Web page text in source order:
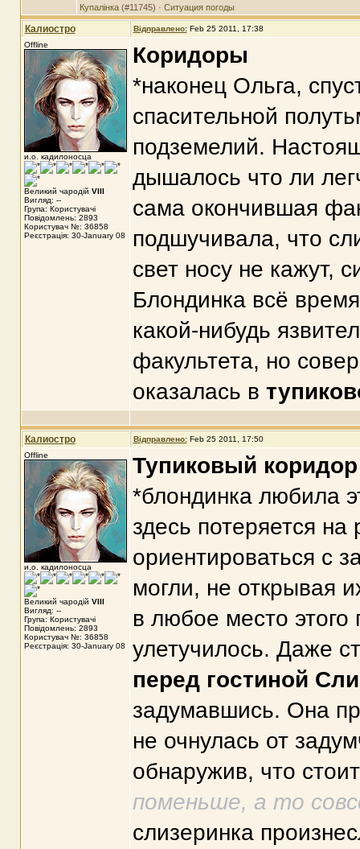
Купалінка(#11745) · Ситуация погоды
Калиостро Відправлено: Feb 25 2011, 17:38
Offline
и.о. кадилоносца
Великий чародій VIII
Вигляд: --
Група: Користувачі
Повідомлень: 2893
Користувач №: 36858
Реєстрація: 30-January 08
Коридоры
*наконец Ольга,
спасительной
подземелий.
дышалось что ли
сама окончившая
подшучивала, что
свет носу не кажут,
Блондинка всё
какой-нибудь
факультета, но
оказалась в
Калиостро Відправлено: Feb 25 2011, 17:50
Offline
и.о. кадилоносца
Великий чародій VIII
Вигляд: --
Група: Користувачі
Повідомлень: 2893
Користувач №: 36858
Реєстрація: 30-January 08
Тупиковый коридор
*блондинка любила
здесь потеряется
ориентироваться с
могли, не открывая
в любое место этого
улетучилось. Даже
перед гостиной
задумавшись. Она
не очнулась от
обнаружив, что
поменьше, а то
слизеринка